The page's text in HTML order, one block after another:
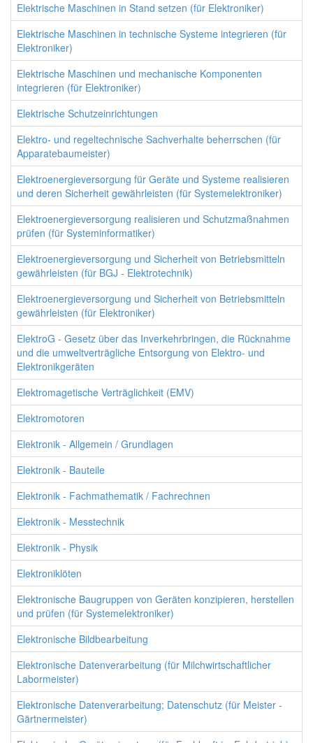
Elektrische Maschinen in Stand setzen (für Elektroniker)
Elektrische Maschinen in technische Systeme integrieren (für
Elektroniker)
Elektrische Maschinen und mechanische Komponenten
integrieren (für Elektroniker)
Elektrische Schutzeinrichtungen
Elektro- und regeltechnische Sachverhalte beherrschen (für
Apparatebaumeister)
Elektroenergieversorgung für Geräte und Systeme realisieren
und deren Sicherheit gewährleisten (für Systemelektroniker)
Elektroenergieversorgung realisieren und Schutzmaßnahmen
prüfen (für Systeminformatiker)
Elektroenergieversorgung und Sicherheit von Betriebsmitteln
gewährleisten (für BGJ - Elektrotechnik)
Elektroenergieversorgung und Sicherheit von Betriebsmitteln
gewährleisten (für Elektroniker)
ElektroG - Gesetz über das Inverkehrbringen, die Rücknahme
und die umweltverträgliche Entsorgung von Elektro- und
Elektronikgeräten
Elektromagetische Verträglichkeit (EMV)
Elektromotoren
Elektronik - Allgemein / Grundlagen
Elektronik - Bauteile
Elektronik - Fachmathematik / Fachrechnen
Elektronik - Messtechnik
Elektronik - Physik
Elektroniklöten
Elektronische Baugruppen von Geräten konzipieren, herstellen
und prüfen (für Systemelektroniker)
Elektronische Bildbearbeitung
Elektronische Datenverarbeitung (für Milchwirtschaftlicher
Labormeister)
Elektronische Datenverarbeitung; Datenschutz (für Meister -
Gärtnermeister)